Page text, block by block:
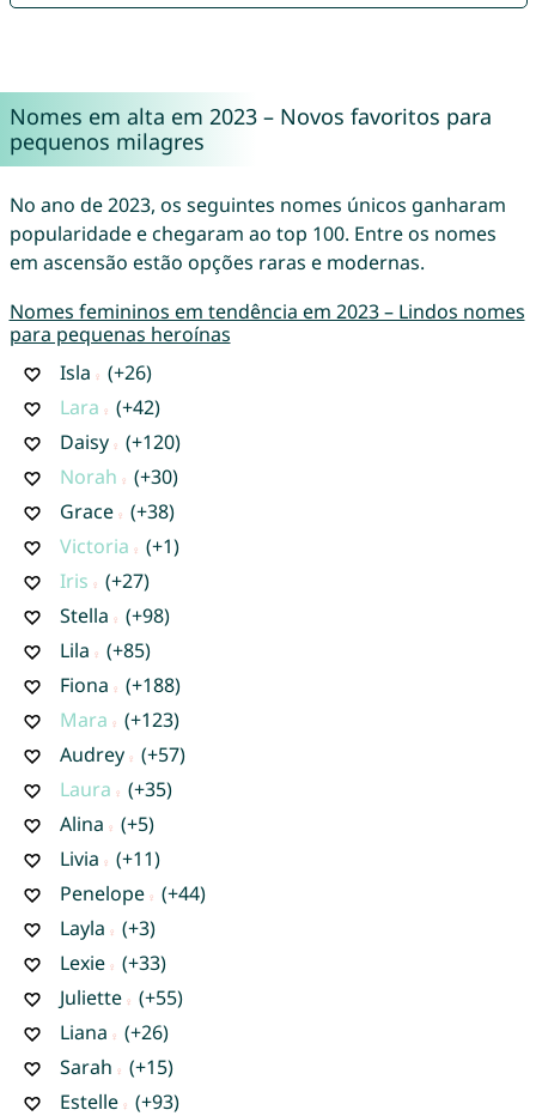
Nomes em alta em 2023 – Novos favoritos para
pequenos milagres
No ano de 2023, os seguintes nomes únicos ganharam
popularidade e chegaram ao top 100. Entre os nomes
em ascensão estão opções raras e modernas.
Nomes femininos em tendência em 2023 – Lindos nomes
para pequenas heroínas
Isla
(+26)
Lara
(+42)
Daisy
(+120)
Norah
(+30)
Grace
(+38)
Victoria
(+1)
Iris
(+27)
Stella
(+98)
Lila
(+85)
Fiona
(+188)
Mara
(+123)
Audrey
(+57)
Laura
(+35)
Alina
(+5)
Livia
(+11)
Penelope
(+44)
Layla
(+3)
Lexie
(+33)
Juliette
(+55)
Liana
(+26)
Sarah
(+15)
Estelle
(+93)